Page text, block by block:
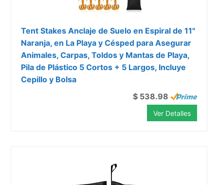
Tent Stakes Anclaje de Suelo en Espiral de 11"
Naranja, en La Playa y Césped para Asegurar
Animales, Carpas, Toldos y Mantas de Playa,
Pila de Plástico 5 Cortos + 5 Largos, Incluye
Cepillo y Bolsa
$ 538.98
Ver Detalles